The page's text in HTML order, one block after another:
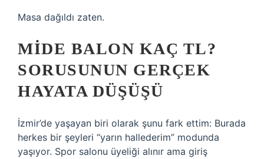
Masa dağıldı zaten.
MIDE BALON KAÇ TL?
SORUSUNUN GERÇEK
HAYATA DÜŞÜŞÜ
İzmir’de yaşayan biri olarak şunu fark ettim: Burada
herkes bir şeyleri “yarın hallederim” modunda
yaşıyor. Spor salonu üyeliği alınır ama giriş